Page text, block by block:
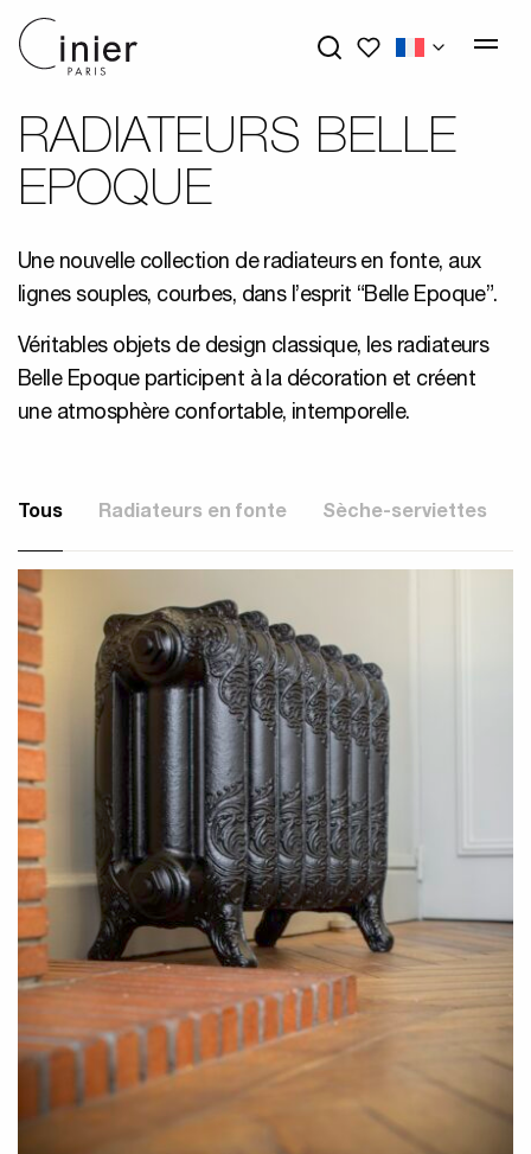
Mes favoris
RADIATEURS BELLE
EPOQUE
Une nouvelle collection de radiateurs en fonte, aux
lignes souples, courbes, dans l’esprit “Belle Epoque”.
Véritables objets de design classique, les radiateurs
Belle Epoque participent à la décoration et créent
une atmosphère confortable, intemporelle.
Tous Radiateurs en fonte Sèche-serviettes